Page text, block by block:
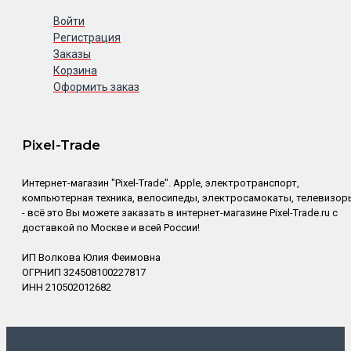
Войти
Регистрация
Заказы
Корзина
Оформить заказ
Pixel-Trade
Интернет-магазин "Pixel-Trade". Apple, электротранспорт,
компьютерная техника, велосипеды, электросамокаты,
- всё это Вы можете заказать в интернет-магазине Pixel-Trade.ru с
доставкой по Москве и всей России!
ИП Волкова Юлия Феимовна
ОГРНИП 324508100227817
ИНН 210502012682